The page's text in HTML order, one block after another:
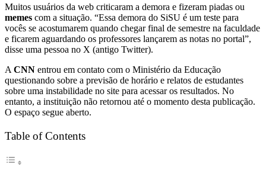
Muitos usuários da web criticaram a demora e fizeram piadas ou
memes com a situação. “Essa demora do SiSU é um teste para
vocês se acostumarem quando chegar final de semestre na faculdade
e ficarem aguardando os professores lançarem as notas no portal”,
disse uma pessoa no X (antigo Twitter).
A CNN entrou em contato com o Ministério da Educação
questionando sobre a previsão de horário e relatos de estudantes
sobre uma instabilidade no site para acessar os resultados. No
entanto, a instituição não retornou até o momento desta publicação.
O espaço segue aberto.
Table of Contents